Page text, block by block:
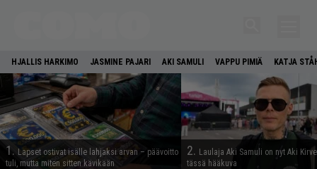
HJALLIS HARKIMO JASMINE PAJARI AKI SAMULI VAPPU PIMIÄ KATJA
1. Lapset ostivat isälle lahjaksi arvan – päävoitto
tuli, mutta miten sitten kävikään
2. Laulaja Aki Samuli on nyt Aki
tässä hääkuva